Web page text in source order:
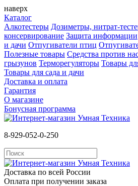
наверх
Каталог
Алкотестеры Дозиметры, нитрат-
консервирование Защита информации
и дачи Отпугиватели птиц
Полезные товары Средства против
грызунов Терморегуляторы Товары
Товары для сада и дачи
Доставка и оплата
Гарантия
О магазине
Бонусная программа
8-929-052-0-250
Доставка по всей России
Оплата при получении заказа